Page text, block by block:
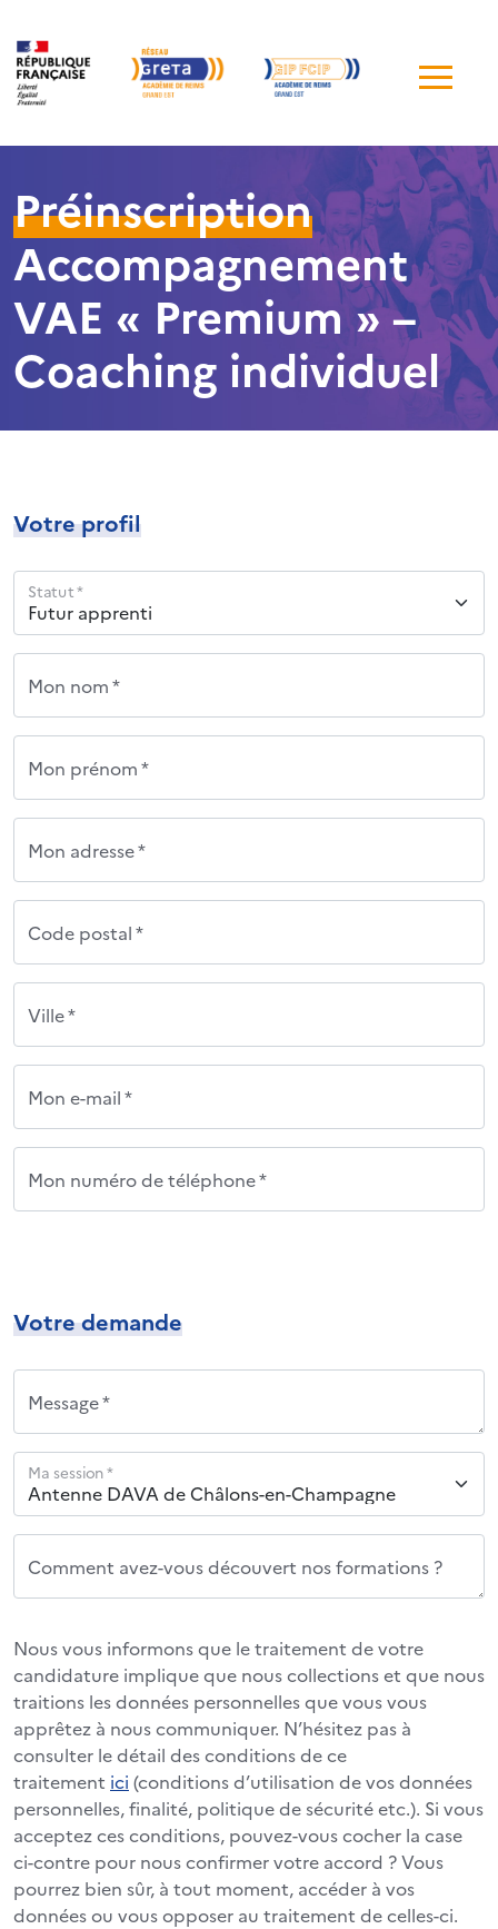
de
Préinscription
Accompagnement
VAE « Premium » –
Coaching individuel
Votre profil
Statut *
Mon nom *
Mon prénom *
Mon adresse *
Code postal *
Ville *
Mon e-mail *
Mon numéro de téléphone *
Votre demande
Message *
Ma session *
Comment avez-vous découvert nos formations ?
Nous vous informons que le traitement de votre
candidature implique que nous collections et que nous
traitions les données personnelles que vous vous
apprêtez à nous communiquer. N’hésitez pas à
consulter le détail des conditions de ce
traitement ici (conditions d’utilisation de vos données
personnelles, finalité, politique de sécurité etc.). Si vous
acceptez ces conditions, pouvez-vous cocher la case
ci-contre pour nous confirmer votre accord ? Vous
pourrez bien sûr, à tout moment, accéder à vos
données ou vous opposer au traitement de celles-ci.